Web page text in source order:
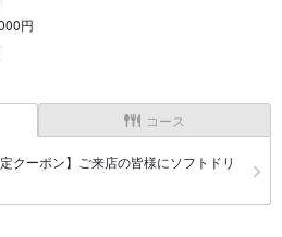
円
コース
クーポン】ご来店の皆様にソフトドリ